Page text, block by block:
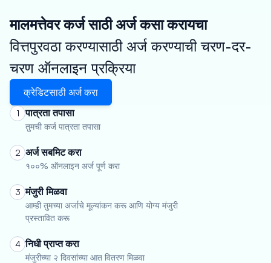
मालमत्तेवर कर्ज साठी अर्ज कसा करायचा
वित्तपुरवठा करण्यासाठी अर्ज करण्याची चरण-दर-
चरण ऑनलाइन प्रक्रिया
क्रेडिटसाठी अर्ज करा
1 पात्रता तपासा
तुमची कर्ज पात्रता तपासा
2 अर्ज सबमिट करा
१००% ऑनलाइन अर्ज पूर्ण करा
3 मंजुरी मिळवा
आम्ही तुमच्या अर्जाचे मूल्यांकन करू आणि योग्य मंजुरी
प्रस्तावित करू
4 निधी प्राप्त करा
मंजुरीच्या २ दिवसांच्या आत वितरण मिळवा